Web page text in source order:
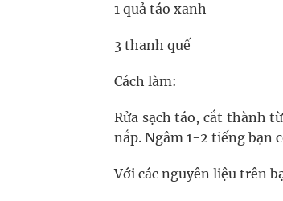
1 quả táo xanh
3 thanh quế
Cách làm:
Rửa sạch táo, cắt thành
nắp. Ngâm 1-2 tiếng bạn
Với các nguyên liệu trên